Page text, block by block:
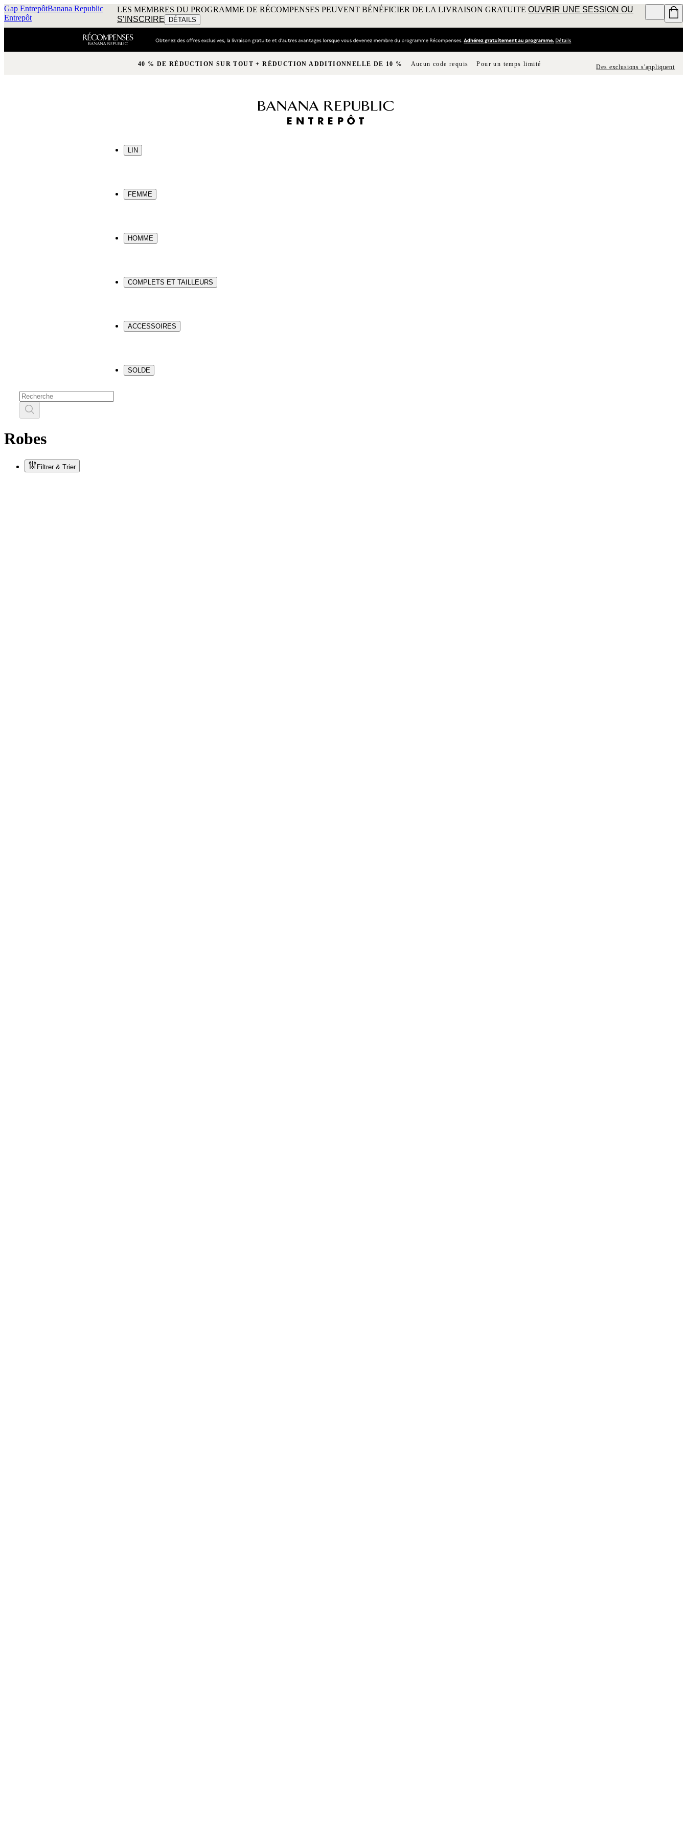
Gap EntrepôtBanana Republic
Entrepôt
LES MEMBRES DU PROGRAMME DE RÉCOMPENSES PEUVENT BÉNÉFICIER DE LA LIVRAISON GRATUITEOUVRIR UNE SESSION OU
S’INSCRIRE
DÉTAILS
40 % DE RÉDUCTION SUR TOUT + RÉDUCTION ADDITIONNELLE DE 10 % Aucun code requis Pour un temps limité Des exclusions s'appliquent
LIN
FEMME
HOMME
COMPLETS ET TAILLEURS
ACCESSOIRES
SOLDE
Robes
Filtrer & Trier